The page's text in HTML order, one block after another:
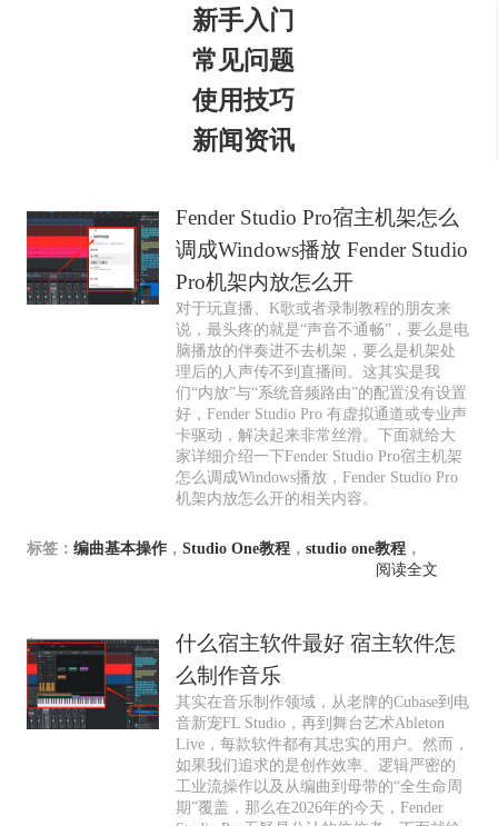
新手入门
常见问题
使用技巧
新闻资讯
Fender Studio Pro宿主机架怎么
调成Windows播放 Fender Studio
Pro机架内放怎么开
对于玩直播、K歌或者录制教程的朋友来
说，最头疼的就是“声音不通畅”，要么是电
脑播放的伴奏进不去机架，要么是机架处
理后的人声传不到直播间。这其实是我
们“内放”与“系统音频路由”的配置没有设置
好，Fender Studio Pro 有虚拟通道或专业声
卡驱动，解决起来非常丝滑。下面就给大
家详细介绍一下Fender Studio Pro宿主机架
怎么调成Windows播放，Fender Studio Pro
机架内放怎么开的相关内容。
标签： 编曲基本操作， Studio One教程， studio one教程，
阅读全文
什么宿主软件最好 宿主软件怎
么制作音乐
其实在音乐制作领域，从老牌的Cubase到电
音新宠FL Studio，再到舞台艺术Ableton
Live，每款软件都有其忠实的用户。然而，
如果我们追求的是创作效率、逻辑严密的
工业流操作以及从编曲到母带的“全生命周
期”覆盖，那么在2026年的今天，Fender